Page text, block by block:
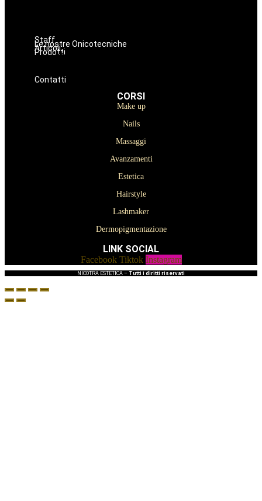
Staff
Le nostre Onicotecniche
Articoli
ProdottiOniconails
Prodotti per ricostruzione unghie
Contatti
CORSI
Make up
Nails
Massaggi
Avanzamenti
Estetica
Hairstyle
Lashmaker
Dermopigmentazione
LINK SOCIAL
Facebook Tiktok Instagram
NICOTRA ESTETICA – Tutti i diritti riservati